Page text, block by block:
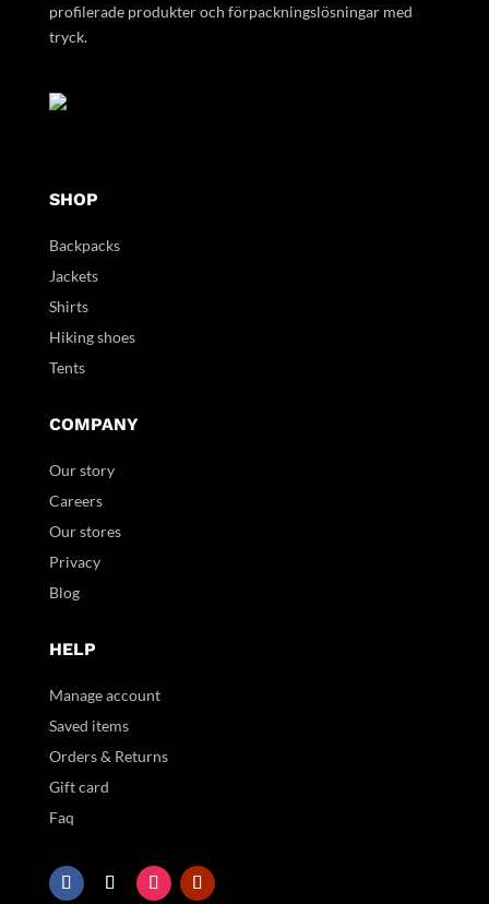
profilerade produkter och förpackningslösningar med
tryck.
SHOP
Backpacks
Jackets
Shirts
Hiking shoes
Tents
COMPANY
Our story
Careers
Our stores
Privacy
Blog
HELP
Manage account
Saved items
Orders & Returns
Gift card
Faq